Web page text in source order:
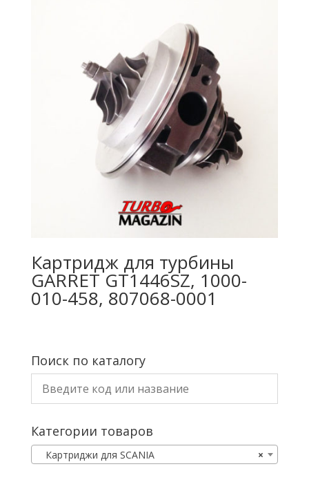
Картридж для турбины
GARRET GT1446SZ, 1000-
010-458, 807068-0001
Поиск по каталогу
Категории товаров
×
Картриджи для SCANIA